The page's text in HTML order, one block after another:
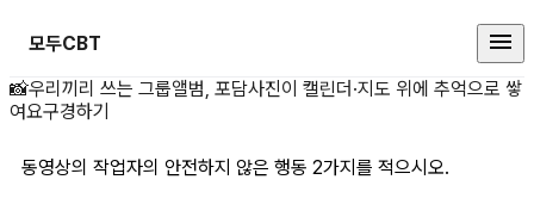
모두CBT
동영상의 작업자의 안전 상세 페이
📸우리끼리 쓰는 그룹앨범, 포담사진이 캘린더·지도 위에 추억으로 쌓
여요구경하기
동영상의 작업자의 안전하지 않은 행동 2가지를 적으시오.